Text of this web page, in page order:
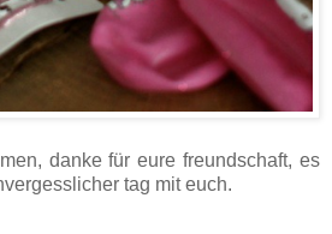
danke für eure freundschaft, es
tag mit euch.